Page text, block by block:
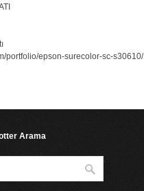
portfolio/epson-surecolor-sc-s30610/
Arama